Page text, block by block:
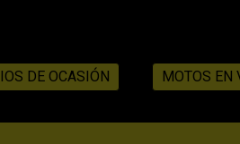
DE OCASIÓN MOTOS EN